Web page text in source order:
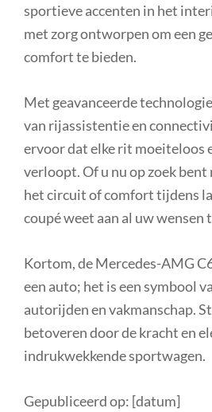
sportieve accenten in het
met zorg ontworpen om een
comfort te bieden.
Met geavanceerde
van rijassistentie en
ervoor dat elke rit moeiteloos
verloopt. Of u nu op zoek
het circuit of comfort tijdens
coupé weet aan al uw wensen
Kortom, de Mercedes-AMG
een auto; het is een symbool
autorijden en vakmanschap.
betoveren door de kracht en
indrukwekkende sportwagen.
Gepubliceerd op: [datum]